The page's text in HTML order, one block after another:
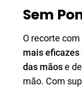
Sem
O recorte
mais
das mãose
mão. Com